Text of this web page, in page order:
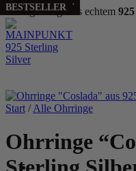
Handgefertigt aus echtem
Zum
Inhalt
springen
Start / Alle Ohrringe
Ohrringe
SELLING FAST
BESTSELLER